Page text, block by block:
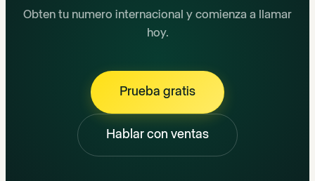
Obten tu numero internacional y comienza a llamar
hoy.
Prueba gratis
Hablar con ventas